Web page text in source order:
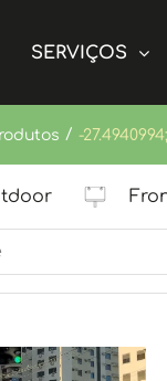
SERVIÇOS
/ -